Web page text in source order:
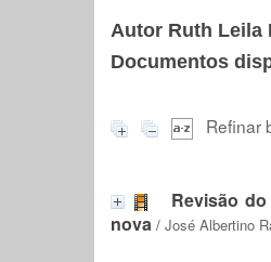
Autor Ruth Leila
Documentos
Refinar
Revisão
nova / José Albertino